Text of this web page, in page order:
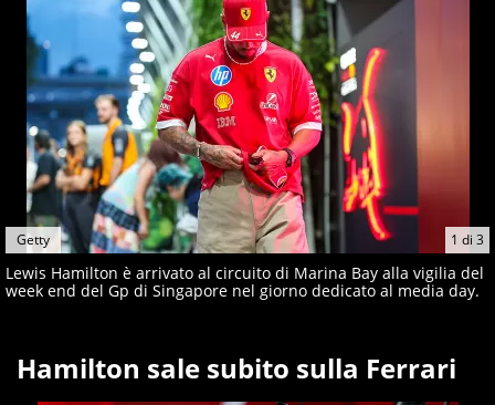
1 di 3
Getty
Lewis Hamilton è arrivato al circuito di Marina Bay alla vigilia del
week end del Gp di Singapore nel giorno dedicato al media day.
Hamilton sale subito sulla Ferrari